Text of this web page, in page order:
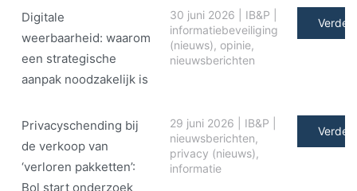
Digitale
weerbaarheid: waarom
een strategische
aanpak noodzakelijk is
30 juni 2026 IB&P
informatiebeveiliging
(nieuws), opinie,
nieuwsberichten
Verder
Privacyschending bij
de verkoop van
‘verloren pakketten’:
Bol start onderzoek
29 juni 2026 IB&P
nieuwsberichten,
privacy (nieuws),
informatie
Verder